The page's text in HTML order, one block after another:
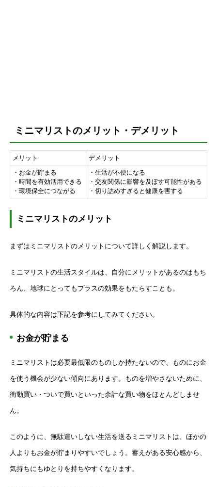
ミニマリストのメリット・デメリット
メリット
デメリット
・お金が貯まる
・時間を有効活用できる
・環境保全につながる
・生活が不便になる
・交友関係に影響を及ぼす可能性がある
・切り詰めすぎると健康を害する
ミニマリストのメリット
まずはミニマリストのメリットについて詳しく解説します。
ミニマリストの生活スタイルは、自分にメリットがあるのはもち
ろん、地球にとってもプラスの効果をもたらすことも。
具体的な内容は下記を参考にしてみてください。
お金が貯まる
ミニマリストは必要最低限のものしか持たないので、ものにお金
を使う機会が少ない傾向にあります。ものを増やさないために、
衝動買い・ついで買いといった余計な買い物をほとんどしませ
ん。
このように、無駄遣いしない生活を送るミニマリストは、ほかの
人よりもお金が貯まりやすいでしょう。蓄えがある安心感から、
気持ちにもゆとりを持ちやすくなります。